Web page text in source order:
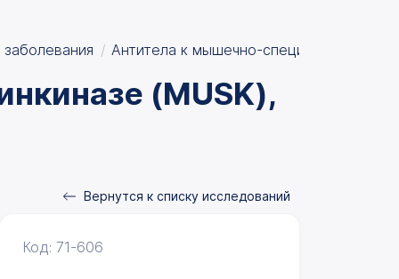
Антитела к мышечно-специфической
(MUSK),
Вернутся к списку исследований
Код: 71-606